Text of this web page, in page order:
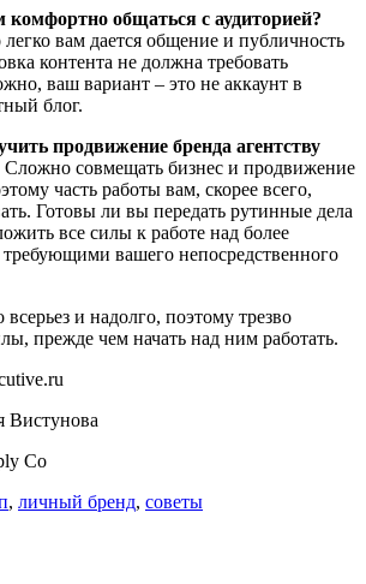
общаться с аудиторией?
вам дается общение и публичность
контента не должна требовать
ваш вариант – это не аккаунт в
блог.
продвижение бренда агентству
Сложно совмещать бизнес и продвижение
часть работы вам, скорее всего,
Готовы ли вы передать рутинные дела
все силы к работе над более
вашего непосредственного
и надолго, поэтому трезво
прежде чем начать над ним работать.
Вистунова
Co
, личный бренд, советы